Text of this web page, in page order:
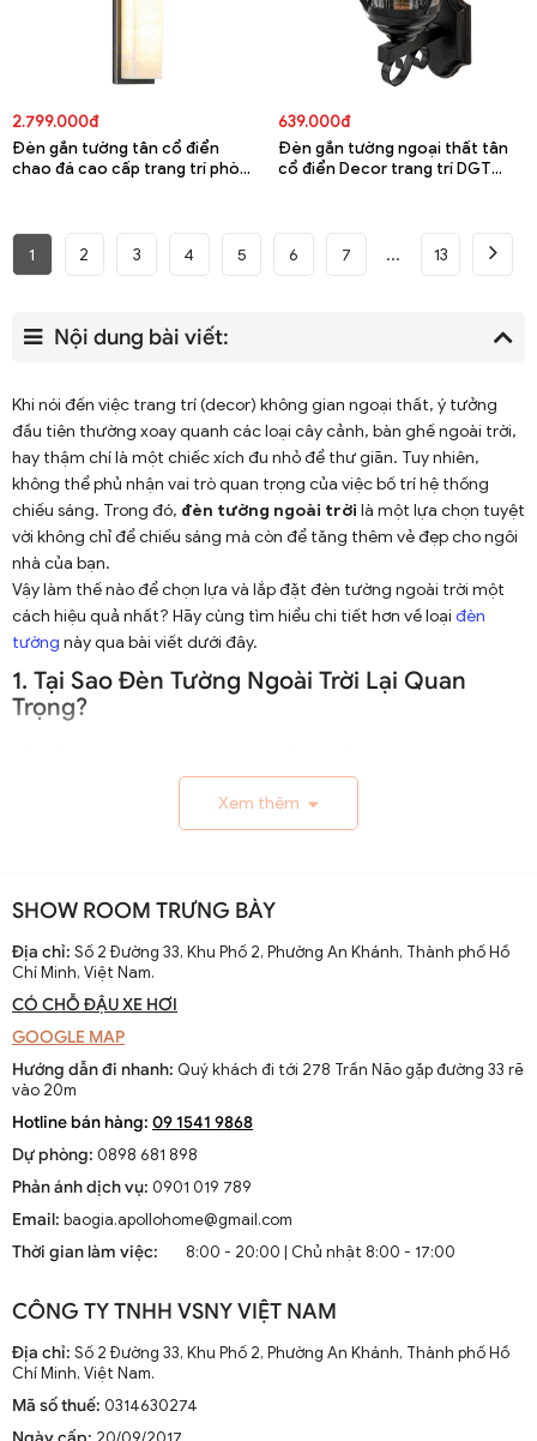
2.799.000đ
Đèn gắn tường tân cổ điển
chao đá cao cấp trang trí phòng
639.000đ
Đèn gắn tường ngoại thất tân
cổ điển Decor trang trí DGT
1 2 3 4 5 6 7 13
Nội dung bài viết:
Khi nói đến việc trang trí (decor) không gian ngoại thất, ý tưởng
đầu tiên thường xoay quanh các loại cây cảnh, bàn ghế ngoài trời,
hay thậm chí là một chiếc xích đu nhỏ để thư giãn. Tuy nhiên,
không thể phủ nhận vai trò quan trọng của việc bố trí hệ thống
chiếu sáng. Trong đó, đèn tường ngoài trời là một lựa chọn tuyệt
vời không chỉ để chiếu sáng mà còn để tăng thêm vẻ đẹp cho ngôi
nhà của bạn.
Vậy làm thế nào để chọn lựa và lắp đặt đèn tường ngoài trời một
cách hiệu quả nhất? Hãy cùng tìm hiểu chi tiết hơn về loại đèn
tường này qua bài viết dưới đây.
1. Tại Sao Đèn Tường Ngoài Trời Lại Quan
Trọng?
mà còn liên quan sâu sắc đến vấn đề thẩm mỹ và an ninh.
1.1. Chiếu Sáng Và An Ninh
xuyên sử dụng như lối đi, sân vườn hay hiên nhà. Ánh sáng giúp bạn
dễ dàng di chuyển trong đêm và tránh những nguy hiểm tiềm ẩn
như trơn trượt hay các chướng ngại vật. Ngoài ra, ánh sáng mạnh
và ổn định cũng góp phần ngăn chặn các hoạt động không mong
muốn từ bên ngoài.
1.2. Thẩm Mỹ Và Tính Thẩm Mỹ
Một chiếc đèn tường ngoài trời được thiết kế đẹp mắt có thể trở
mà còn mang lại vẻ đẹp cho cả ngôi nhà. Việc nổi bật các đường
nét kiến trúc của ngôi nhà bằng ánh sáng định hướng có thể tạo
nên những hiệu ứng đáng kinh ngạc.
2. Lựa Chọn Đèn Tường Ngoài Trời Phù Hợp
với không gian và nhu cầu của bạn là rất quan trọng.
2.1. Chất Liệu Phù Hợp
Đèn tường ngoài trời thường phải đối mặt với những điều kiện thời
tiết khắc nghiệt như mưa, bụi, và nhiệt độ cao. Do đó, lựa chọn
Xem thêm
SHOW ROOM TRƯNG BÀY
Địa chỉ: Số 2 Đường 33, Khu Phố 2, Phường An Khánh, Thành phố Hồ
Chí Minh, Việt Nam.
CÓ CHỖ ĐẬU XE HƠI
GOOGLE MAP
Hướng dẫn đi nhanh: Quý khách đi tới 278 Trần Não gặp đường 33 rẽ
vào 20m
Hotline bán hàng: 09 1541 9868
Dự phòng: 0898 681 898
Phản ánh dịch vụ: 0901 019 789
Email: baogia.apollohome@gmail.com
Thời gian làm việc:
8:00 - 20:00 | Chủ nhật 8:00 - 17:00
CÔNG TY TNHH VSNY VIỆT NAM
Địa chỉ: Số 2 Đường 33, Khu Phố 2, Phường An Khánh, Thành phố Hồ
Chí Minh, Việt Nam.
Mã số thuế: 0314630274